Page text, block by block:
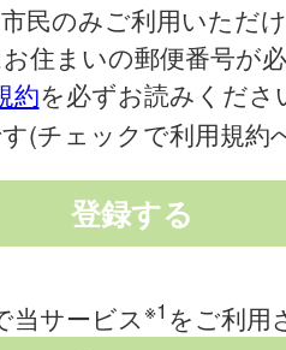
民のみご利用いただ
住まいの郵便番号が
約を必ずお読みくださ
(チェックで利用規約
当サービス ※1 をご利用